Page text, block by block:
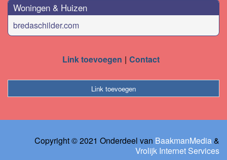
Woningen & Huizen
bredaschilder.com
Link toevoegen Contact
Link toevoegen
Copyright © 2021 Onderdeel van BaakmanMedia&
Vrolijk Internet Services